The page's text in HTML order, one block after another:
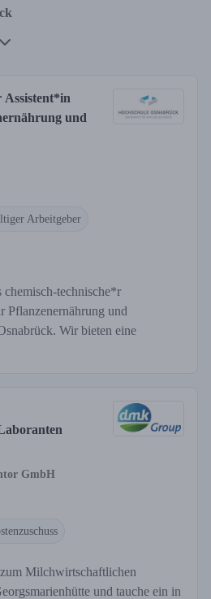
Assistent*in
und
Arbeitgeber
chemisch-technische*r
Pflanzenernährung und
Wir bieten eine
GmbH
Milchwirtschaftlichen
und tauche ein in